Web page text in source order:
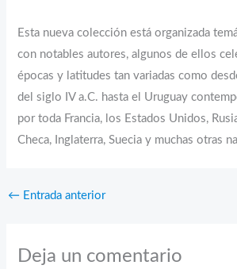
Esta nueva colección está organizada
con notables autores, algunos de ellos
épocas y latitudes tan variadas como
del siglo IV a.C. hasta el Uruguay
por toda Francia, los Estados Unidos,
Checa, Inglaterra, Suecia y muchas otras
← Entrada anterior
Deja un comentario